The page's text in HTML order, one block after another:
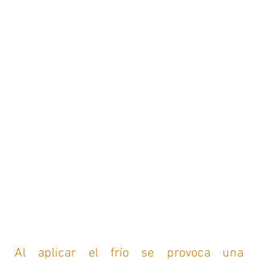
Al aplicar el frío se provoca una